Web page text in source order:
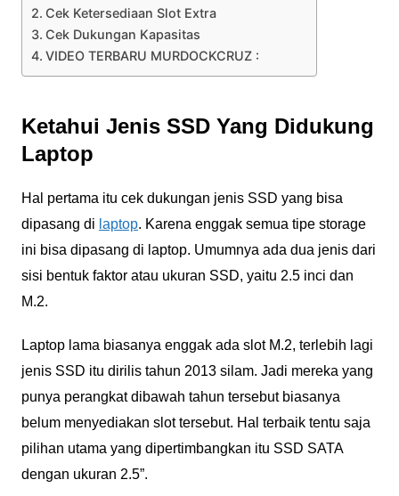
Cek Ketersediaan Slot Extra
Cek Dukungan Kapasitas
VIDEO TERBARU MURDOCKCRUZ :
Ketahui Jenis SSD Yang Didukung
Laptop
Hal pertama itu cek dukungan jenis SSD yang bisa
dipasang di laptop. Karena enggak semua tipe storage
ini bisa dipasang di laptop. Umumnya ada dua jenis dari
sisi bentuk faktor atau ukuran SSD, yaitu 2.5 inci dan
M.2.
Laptop lama biasanya enggak ada slot M.2, terlebih lagi
jenis SSD itu dirilis tahun 2013 silam. Jadi mereka yang
punya perangkat dibawah tahun tersebut biasanya
belum menyediakan slot tersebut. Hal terbaik tentu saja
pilihan utama yang dipertimbangkan itu SSD SATA
dengan ukuran 2.5”.